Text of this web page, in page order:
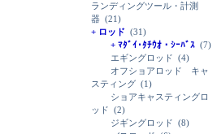
ランディングツール・計測
器 (21)
+ ロッド (31)
+ ﾏﾀﾞｲ･ﾀﾁｳｵ・ｼｰﾊﾞｽ (7)
エギングロッド (4)
オフショアロッド キャ
スティング (1)
ショアキャスティングロ
ッド (2)
ジギングロッド (8)